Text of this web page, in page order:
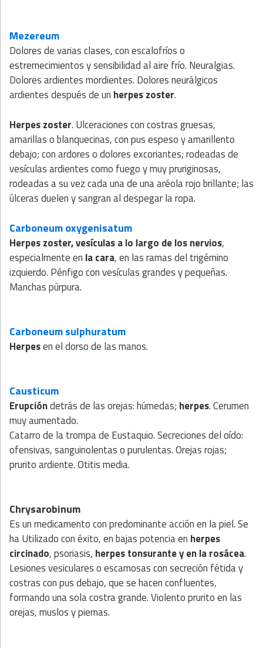
Mezereum
Dolores de varias clases, con escalofríos o
estremecimientos y sensibilidad al aire frío. Neuralgias.
Dolores ardientes mordientes. Dolores neurálgicos
ardientes después de un herpes zoster.
Herpes zoster. Ulceraciones con costras gruesas,
amarillas o blanquecinas, con pus espeso y amarillento
debajo; con ardores o dolores excoriantes; rodeadas de
vesículas ardientes como fuego y muy pruriginosas,
rodeadas a su vez cada una de una aréola rojo brillante; las
úlceras duelen y sangran al despegar la ropa.
Carboneum oxygenisatum
Herpes zoster, vesículas a lo largo de los nervios,
especialmente en la cara, en las ramas del trigémino
izquierdo. Pénfigo con vesículas grandes y pequeñas.
Manchas púrpura.
Carboneum sulphuratum
Herpesen el dorso de las manos.
Causticum
Erupcióndetrás de las orejas: húmedas; herpes. Cerumen
muy aumentado.
Catarro de la trompa de Eustaquio. Secreciones del oído:
ofensivas, sanguinolentas o purulentas. Orejas rojas;
prurito ardiente. Otitis media.
Chrysarobinum
Es un medicamento con predominante acción en la piel. Se
ha Utilizado con éxito, en bajas potencia en herpes
circinado, psoriasis, herpes tonsurante y en la rosácea.
Lesiones vesiculares o escamosas con secreción fétida y
costras con pus debajo, que se hacen confluentes,
formando una sola costra grande. Violento prurito en las
orejas, muslos y piernas.